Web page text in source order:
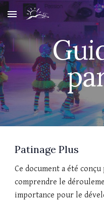
Skip to main content
Patinage Plus
Ce document a été
comprendre le
importance pour le